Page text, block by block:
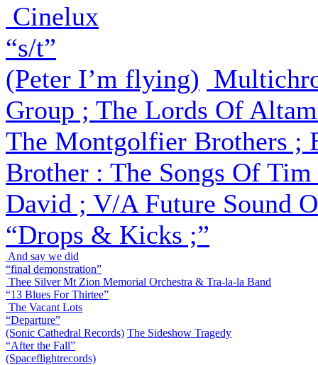
Cinelux
“s/t”
(Peter I’m flying)
Group ; The Lords Of
The Montgolfier Brothers ;
Brother : The Songs Of
David ; V/A Future Sound
“Drops & Kicks ;”
And say we did
“final demonstration”
Thee Silver Mt Zion Memorial Orchestra & Tra-la-la Band
“13 Blues For Thirtee”
The Vacant Lots
“Departure”
(Sonic Cathedral Records) The Sideshow Tragedy
“After the Fall”
(Spaceflightrecords)